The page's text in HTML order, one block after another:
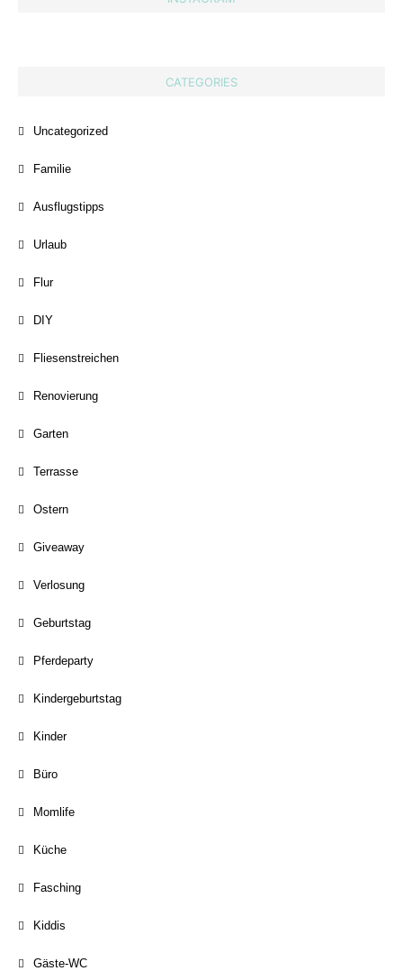
CATEGORIES
Uncategorized
Familie
Ausflugstipps
Urlaub
Flur
DIY
Fliesenstreichen
Renovierung
Garten
Terrasse
Ostern
Giveaway
Verlosung
Geburtstag
Pferdeparty
Kindergeburtstag
Kinder
Büro
Momlife
Küche
Fasching
Kiddis
Gäste-WC